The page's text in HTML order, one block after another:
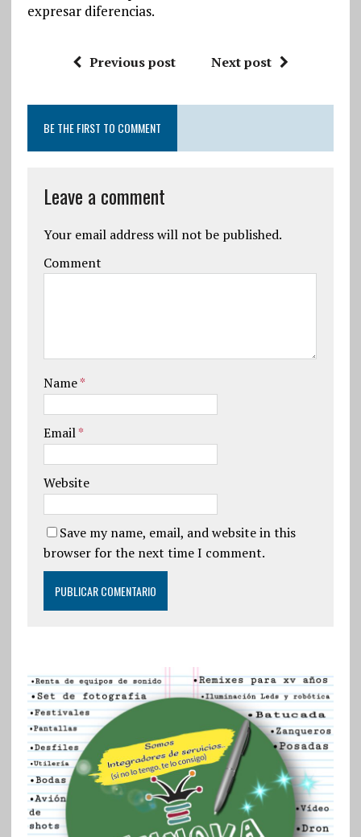
expresar diferencias.
Previous post Next post
BE THE FIRST TO COMMENT
Leave a comment
Your email address will not be published.
Comment
Name*
Email*
Website
Save my name, email, and website in this
browser for the next time I comment.